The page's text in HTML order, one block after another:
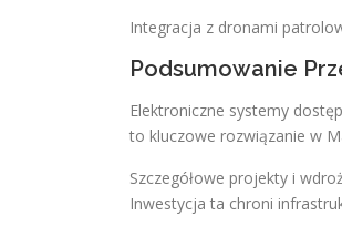
Integracja z dronami
Podsumowanie
Elektroniczne systemy
to kluczowe rozwiązanie w
Szczegółowe projekty i
Inwestycja ta chroni